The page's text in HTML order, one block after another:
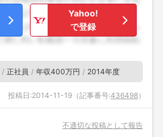
Yahoo!
で登録
正社員 年収400万円 2014年度
投稿日:2014-11-19 （記事番号:436498）
不適切な投稿として報告